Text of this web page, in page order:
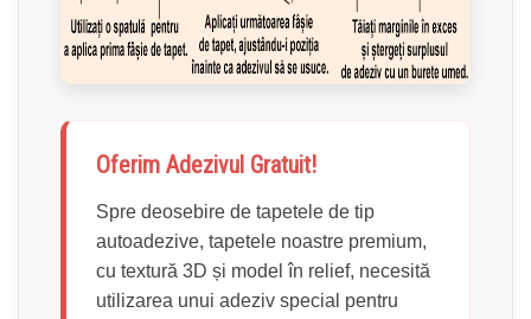
Oferim Adezivul Gratuit!
Spre deosebire de tapetele de tip
autoadezive, tapetele noastre premium,
cu textură 3D și model în relief, necesită
utilizarea unui adeziv special pentru